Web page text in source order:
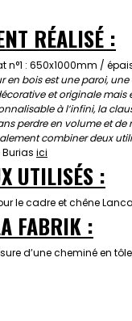
RÉALISÉ :
n°1 : 650x1000mm /
en bois est une paroi,
et originale
à l’infini, la
perdre en volume et
combiner deux
Burias ici
UTILISÉS :
le cadre et chêne
FABRIK :
d’une cheminé en